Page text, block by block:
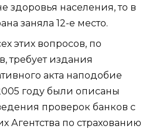
здоровья населения, то в
заняла 12-е место.
этих вопросов, по
требует издания
акта наподобие
году были описаны
проверок банков с
Агентства по страхованию